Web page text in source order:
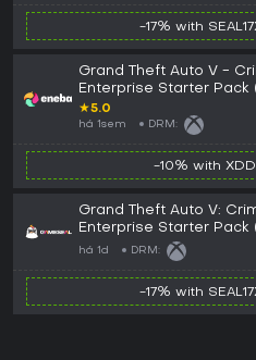
-17% with
Grand Theft Auto V -
Enterprise Starter Pack
One) XBOX LIVE Key
★5.0
há 1sem DRM:
-10% with
Grand Theft Auto V:
Enterprise Starter Pack
(Xbox One / Xbox Series
Xbox Live Key - GLOBAL
há 1d DRM:
-17% with